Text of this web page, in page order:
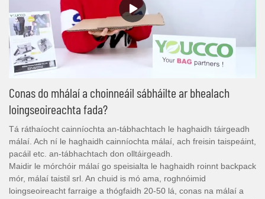
Conas do mhálaí a choinneáil sábháilte ar bhealach
loingseoireachta fada?
Tá ráthaíocht cainníochta an-tábhachtach le haghaidh táirgeadh
málaí. Ach ní le haghaidh cainníochta málaí, ach freisin taispeáint,
pacáil etc. an-tábhachtach don olltáirgeadh.
Maidir le mórchóir málaí go speisialta le haghaidh roinnt backpack
mór, málaí taistil srl. An chuid is mó ama, roghnóimid
loingseoireacht farraige a thógfaidh 20-50 lá, conas na málaí a